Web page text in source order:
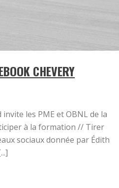
CHEVERY
invite les PME et OBNL de la
à la formation // Tirer
sociaux donnée par Édith